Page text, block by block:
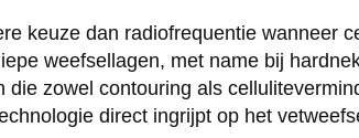
keuze dan radiofrequentie wanneer
weefsellagen, met name bij
die zowel contouring als
direct ingrijpt op het